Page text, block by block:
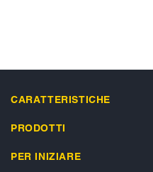
CARATTERISTICHE
PRODOTTI
PER INIZIARE